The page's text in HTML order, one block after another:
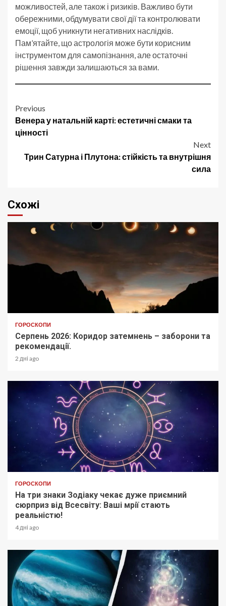
можливостей, але також і ризиків. Важливо бути
обережними, обдумувати свої дії та контролювати
емоції, щоб уникнути негативних наслідків.
Пам’ятайте, що астрологія може бути корисним
інструментом для самопізнання, але остаточні
рішення завжди залишаються за вами.
Post
navigation
Previous
Венера у натальній карті: естетичні смаки та
цінності
Next
Трин Сатурна і Плутона: стійкість та внутрішня
сила
Схожі
ГОРОСКОПИ
Серпень 2026: Коридор затемнень – заборони та
рекомендації.
2 дні ago
ГОРОСКОПИ
На три знаки Зодіаку чекає дуже приємний
сюрприз від Всесвіту: Ваші мрії стають
реальністю!
4 дні ago